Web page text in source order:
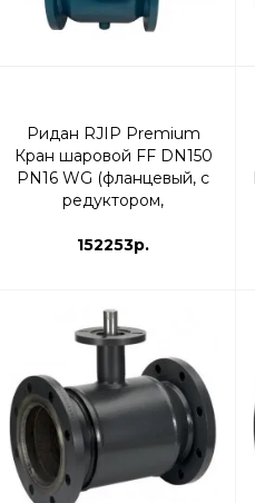
Ридан RJIP Premium
Кран шаровой FF DN150
PN16 WG (фланцевый, с
редуктором,
065N0251GR
152253р.